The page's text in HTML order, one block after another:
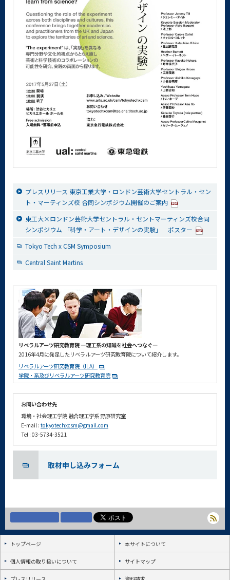
プレスリリース 東京工業大学・ロンドン芸術大学セントラル・セン
ト・マーティンズ校 合同シンポジウム開催のご案内
東工大×ロンドン芸術大学セントラル・セントマーティンズ校合同
シンポジウム 「科学・アート・デザインの実験」 ポスター
Tokyo Tech x CSM Symposium
Central Saint Martins
リベラルアーツ研究教育院 ―理工系の知識を社会へつなぐ―
2016年4月に発足したリベラルアーツ研究教育院について紹介します。
リベラルアーツ研究教育院（ILA）
学院・系及びリベラルアーツ研究教育院
お問い合わせ先
環境・社会理工学院 融合理工学系 野原研究室
E-mail : tokyotechxcsm@gmail.com
Tel : 03-5734-3521
取材申し込みフォーム
トップページ 本サイトについて
個人情報の取り扱いについて サイトマップ